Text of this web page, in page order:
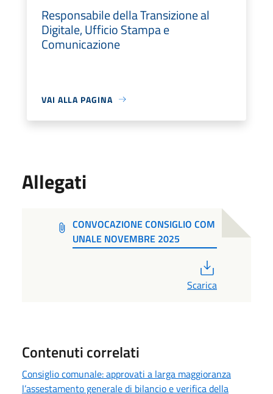
Responsabile della Transizione al
Digitale, Ufficio Stampa e
Comunicazione
VAI ALLA PAGINA
Allegati
CONVOCAZIONE CONSIGLIO COM
UNALE NOVEMBRE 2025
Scarica
Contenuti correlati
Consiglio comunale: approvati a larga maggioranza
l’assestamento generale di bilancio e verifica della